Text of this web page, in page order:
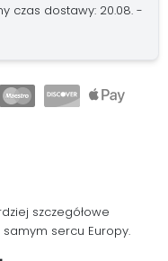
czas dostawy: 20.08. -
szczegółowe
sercu Europy.